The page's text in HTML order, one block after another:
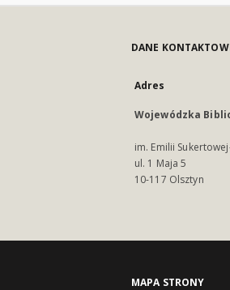
DANE
Adres
Wojewódzka
im. Emilii
ul. 1 Maja 5
10-117 Olsztyn
MAPA STRONY